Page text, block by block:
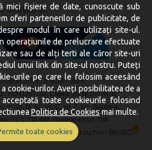
de BijuBOX
S.R.L. © 2019 -2026.
RO41357168, Capital social 200 RON.
nr. 25, bl. 52, sc. C, ap. 7, loc. Suceava,
0371 230 499. Preturile includ TVA.
afișate în timp real.
toate cookies
mici fișiere de date, cunoscute sub
oferi partenerilor de publicitate, de
modul în care utilizați site-ul.
operațiunile de prelucrare efectuate
sau de alți terti ale căror site-uri
unui link din site-ul nostru. Puteți
urile pe care le folosim aceesând
cookie-urilor. Aveți posibilitatea de a
toate cookieurile folosind
Politica de Cookiesmai multe.